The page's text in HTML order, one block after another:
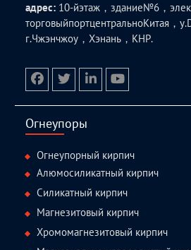
адрес: 10-йэтаж，здание№6，
торговыйпортцентральноКитая，
г.Чжэнчжоу，Хэнань，КНР.
Огнеупоры
Огнеупорный кирпич
Алюмосиликатный кирпич
Силикатный кирпич
Магнезитовый кирпич
Хромомагнезитовый кирпич